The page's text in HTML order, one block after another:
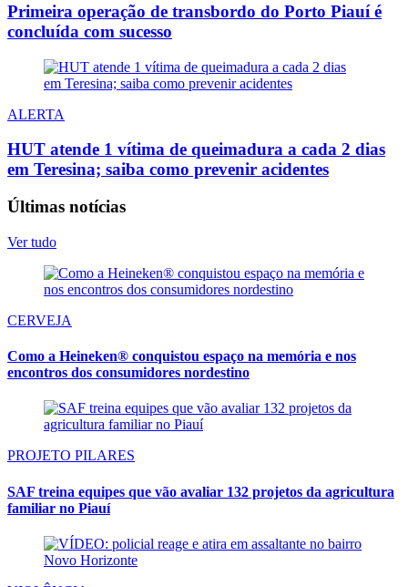
Primeira operação de transbordo do Porto Piauí é
concluída com sucesso
ALERTA
HUT atende 1 vítima de queimadura a cada 2 dias
em Teresina; saiba como prevenir acidentes
Últimas notícias
Ver tudo
CERVEJA
Como a Heineken® conquistou espaço na memória e nos
encontros dos consumidores nordestino
PROJETO PILARES
SAF treina equipes que vão avaliar 132 projetos da agricultura
familiar no Piauí